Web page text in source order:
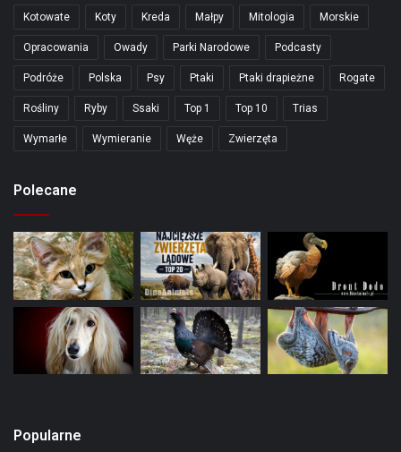
Kotowate Koty Kreda Małpy Mitologia Morskie
Opracowania Owady Parki Narodowe Podcasty
Podróże Polska Psy Ptaki Ptaki drapieżne Rogate
Rośliny Ryby Ssaki Top 1 Top 10 Trias
Wymarłe Wymieranie Węże Zwierzęta
Polecane
Popularne